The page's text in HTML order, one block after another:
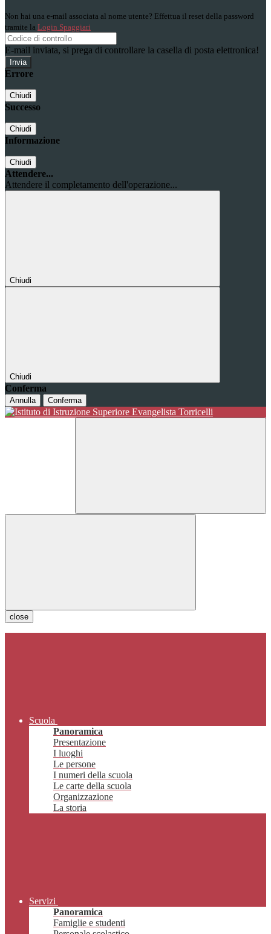
Non hai una e-mail associata al nome utente? Effettua il reset della password
tramite la Login Spaggiari
E-mail inviata, si prega di controllare la casella di posta elettronica!
Errore
Chiudi
Successo
Chiudi
Informazione
Chiudi
Attendere...
Attendere il completamento dell'operazione...
Chiudi
Chiudi
Conferma
Annulla Conferma
close
Scuola
Panoramica
Presentazione
I luoghi
Le persone
I numeri della scuola
Le carte della scuola
Organizzazione
La storia
Servizi
Panoramica
Famiglie e studenti